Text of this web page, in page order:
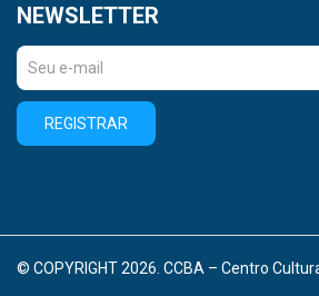
NEWSLETTER
REGISTRAR
© COPYRIGHT 2026. CCBA – Centro